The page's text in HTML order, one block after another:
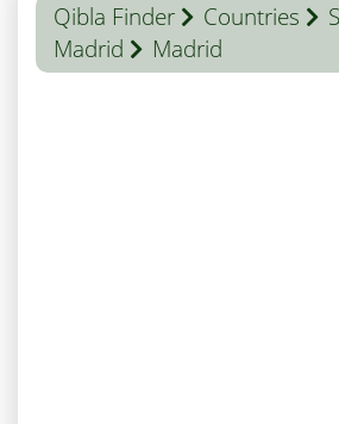
Qibla Finder Countries
Madrid
Madrid